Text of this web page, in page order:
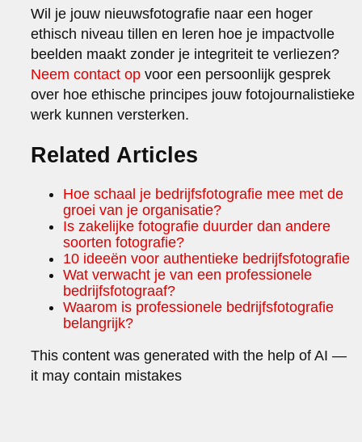
Wil je jouw nieuwsfotografie naar een hoger
ethisch niveau tillen en leren hoe je impactvolle
beelden maakt zonder je integriteit te verliezen?
Neem contact op voor een persoonlijk gesprek
over hoe ethische principes jouw fotojournalistieke
werk kunnen versterken.
Related Articles
Hoe schaal je bedrijfsfotografie mee met de
groei van je organisatie?
Is zakelijke fotografie duurder dan andere
soorten fotografie?
10 ideeën voor authentieke bedrijfsfotografie
Wat verwacht je van een professionele
bedrijfsfotograaf?
Waarom is professionele bedrijfsfotografie
belangrijk?
This content was generated with the help of AI —
it may contain mistakes